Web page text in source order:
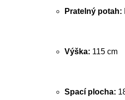
Pratelný potah:
Výška: 115 cm
Spací plocha: